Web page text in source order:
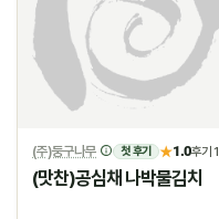
(주)둥구나무 첫 후기 ★1.0후기 1
(맛찬)공심채 나박물김치